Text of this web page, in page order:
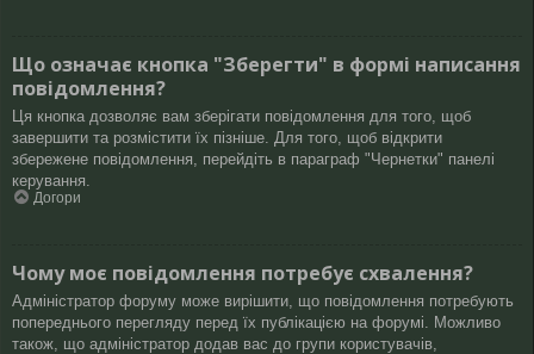
Що означає кнопка "Зберегти" в формі написання
повідомлення?
Ця кнопка дозволяє вам зберігати повідомлення для того, щоб
завершити та розмістити їх пізніше. Для того, щоб відкрити
збережене повідомлення, перейдіть в параграф "Чернетки" панелі
керування.
Догори
Чому моє повідомлення потребує схвалення?
Адміністратор форуму може вирішити, що повідомлення потребують
попереднього перегляду перед їх публікацією на форумі. Можливо
також, що адміністратор додав вас до групи користувачів,